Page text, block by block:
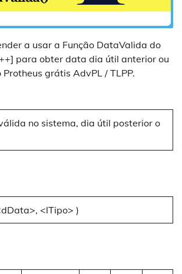
a usar a Função DataValida do
para obter data dia útil anterior ou
Protheus grátis AdvPL / TLPP.
no sistema, dia útil posterior o
<lTipo> )